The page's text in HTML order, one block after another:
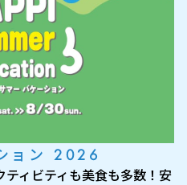
ョン 2026
ィビティも美食も多数！安